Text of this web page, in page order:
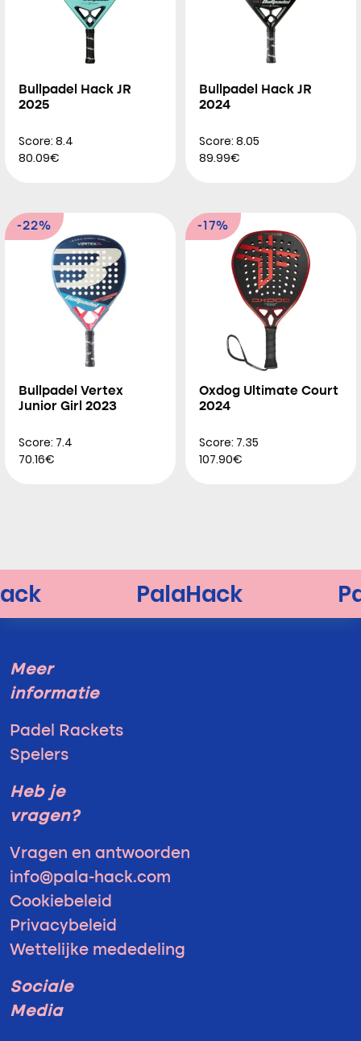
Bullpadel Hack JR
2025
Score: 8.4
80.09€
Bullpadel Hack JR
2024
Score: 8.05
89.99€
-22%
Bullpadel Vertex
Junior Girl 2023
Score: 7.4
70.16€
-17%
Oxdog Ultimate Court
2024
Score: 7.35
107.90€
Meer
informatie
Padel Rackets
Spelers
Heb je
vragen?
Vragen en antwoorden
info@pala-hack.com
Cookiebeleid
Privacybeleid
Wettelijke mededeling
Sociale
Media